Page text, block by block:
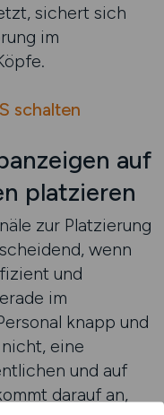
sichert sich
im
schalten
auf
platzieren
zur Platzierung
wenn
und
im
knapp und
eine
und auf
darauf an,